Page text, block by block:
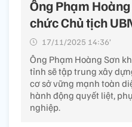
Ông Phạm
chức Chủ tịch
17/11/2025 14:36’
Ông Phạm Hoàng Sơn
tỉnh sẽ tập trung xây
cơ sở vững mạnh toàn
hành động quyết liệt,
nghiệp.